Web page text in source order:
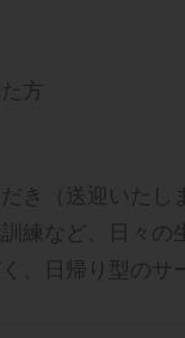
方
き（送迎いたし
練など、日々の
、日帰り型のサ